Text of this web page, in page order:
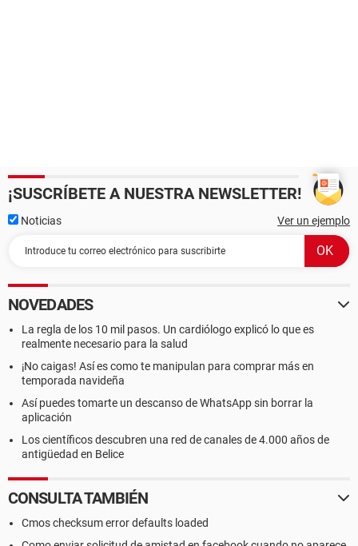
¡SUSCRÍBETE A NUESTRA NEWSLETTER!
Noticias Ver un ejemplo
NOVEDADES
La regla de los 10 mil pasos. Un cardiólogo explicó lo que es
realmente necesario para la salud
¡No caigas! Así es como te manipulan para comprar más en
temporada navideña
Así puedes tomarte un descanso de WhatsApp sin borrar la
aplicación
Los científicos descubren una red de canales de 4.000 años de
antigüedad en Belice
CONSULTA TAMBIÉN
Cmos checksum error defaults loaded